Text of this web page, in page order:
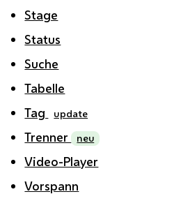
Stage
Status
Suche
Tabelle
Tag
update
Trenner neu
Video-Player
Vorspann